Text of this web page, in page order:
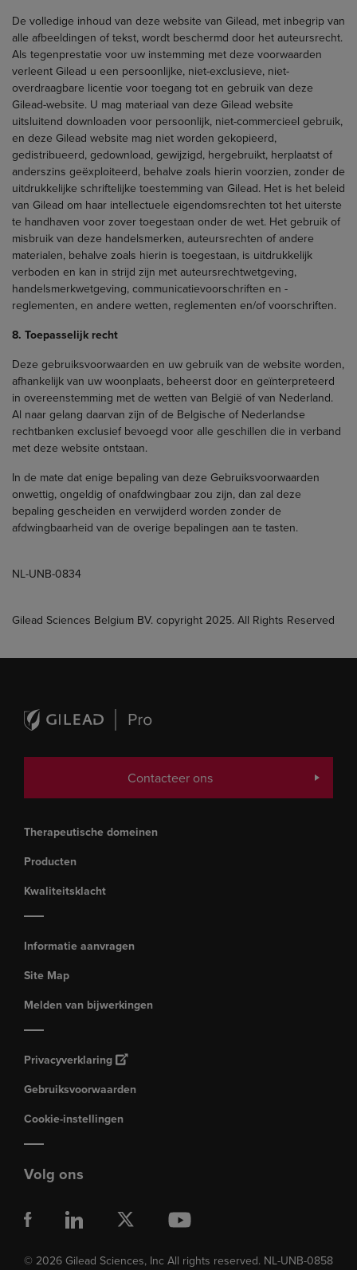
De volledige inhoud van deze website van Gilead, met inbegrip van
alle afbeeldingen of tekst, wordt beschermd door het auteursrecht.
Als tegenprestatie voor uw instemming met deze voorwaarden
verleent Gilead u een persoonlijke, niet-exclusieve, niet-
overdraagbare licentie voor toegang tot en gebruik van deze
Gilead-website. U mag materiaal van deze Gilead website
uitsluitend downloaden voor persoonlijk, niet-commercieel gebruik,
en deze Gilead website mag niet worden gekopieerd,
gedistribueerd, gedownload, gewijzigd, hergebruikt, herplaatst of
anderszins geëxploiteerd, behalve zoals hierin voorzien, zonder de
uitdrukkelijke schriftelijke toestemming van Gilead. Het is het beleid
van Gilead om haar intellectuele eigendomsrechten tot het uiterste
te handhaven voor zover toegestaan onder de wet. Het gebruik of
misbruik van deze handelsmerken, auteursrechten of andere
materialen, behalve zoals hierin is toegestaan, is uitdrukkelijk
verboden en kan in strijd zijn met auteursrechtwetgeving,
handelsmerkwetgeving, communicatievoorschriften en -
reglementen, en andere wetten, reglementen en/of voorschriften.
8. Toepasselijk recht
Deze gebruiksvoorwaarden en uw gebruik van de website worden,
afhankelijk van uw woonplaats, beheerst door en geïnterpreteerd
in overeenstemming met de wetten van België of van Nederland.
Al naar gelang daarvan zijn of de Belgische of Nederlandse
rechtbanken exclusief bevoegd voor alle geschillen die in verband
met deze website ontstaan.
In de mate dat enige bepaling van deze Gebruiksvoorwaarden
onwettig, ongeldig of onafdwingbaar zou zijn, dan zal deze
bepaling gescheiden en verwijderd worden zonder de
afdwingbaarheid van de overige bepalingen aan te tasten.
NL-UNB-0834
Gilead Sciences Belgium BV. copyright 2025. All Rights Reserved
Contacteer ons
Therapeutische domeinen
Producten
Kwaliteitsklacht
Informatie aanvragen
Site Map
Melden van bijwerkingen
Privacyverklaring
Gebruiksvoorwaarden
Cookie-instellingen
Volg ons
© 2026 Gilead Sciences, Inc All rights reserved. NL-UNB-0858